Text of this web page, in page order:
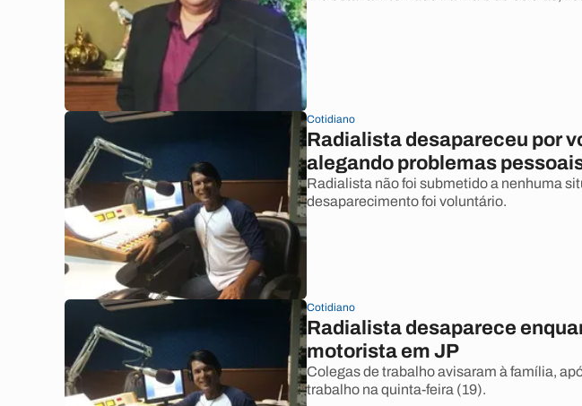
Cotidiano
Radialista desapareceu por
alegando problemas
Radialista não foi submetido a nenhuma
desaparecimento foi voluntário.
Cotidiano
Radialista desaparece
motorista em JP
Colegas de trabalho avisaram à família,
trabalho na quinta-feira (19).